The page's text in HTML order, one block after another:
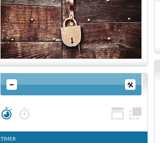
TIMER